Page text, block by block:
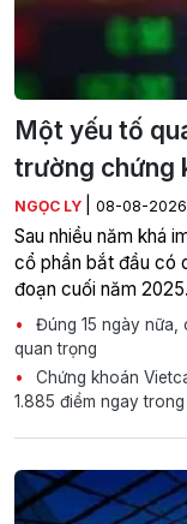
Một yếu tố
trường chứng
NGỌC LY 08-08-2026
Sau nhiều năm khá
cổ phần bắt đầu có
đoạn cuối năm 2025.
Đúng 15 ngày nữa,
quan trọng
Chứng khoán
1.885 điểm ngay